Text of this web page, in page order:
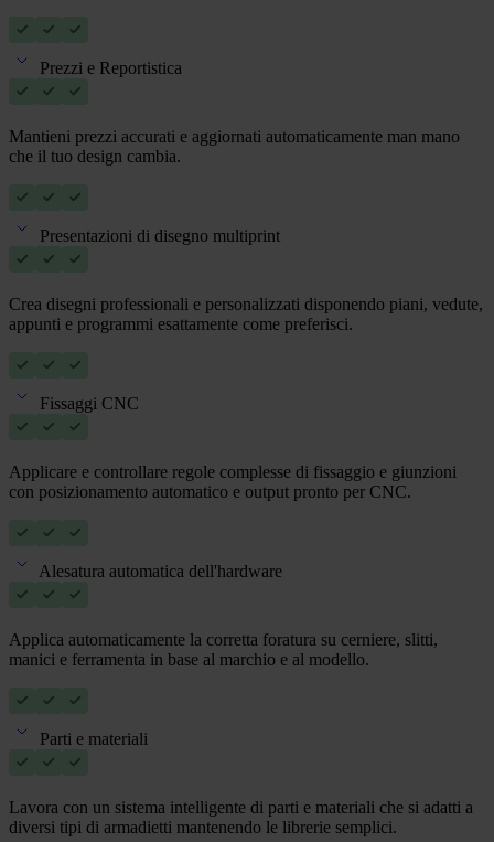
Prezzi e Reportistica
Mantieni prezzi accurati e aggiornati automaticamente man mano
che il tuo design cambia.
Presentazioni di disegno multiprint
Crea disegni professionali e personalizzati disponendo piani, vedute,
appunti e programmi esattamente come preferisci.
Fissaggi CNC
Applicare e controllare regole complesse di fissaggio e giunzioni
con posizionamento automatico e output pronto per CNC.
Alesatura automatica dell'hardware
Applica automaticamente la corretta foratura su cerniere, slitti,
manici e ferramenta in base al marchio e al modello.
Parti e materiali
Lavora con un sistema intelligente di parti e materiali che si adatti a
diversi tipi di armadietti mantenendo le librerie semplici.